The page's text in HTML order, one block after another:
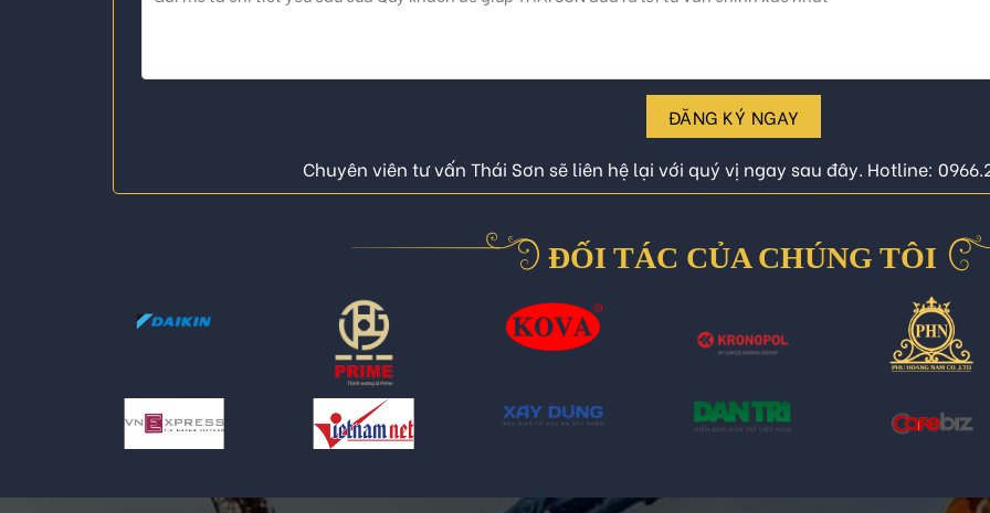
ĐĂNG KÝ NGAY
Chuyên viên tư vấn Thái Sơn sẽ liên hệ lại với quý vị ngay sau đây. Hotline:
ĐỐI TÁC CỦA CHÚNG TÔI